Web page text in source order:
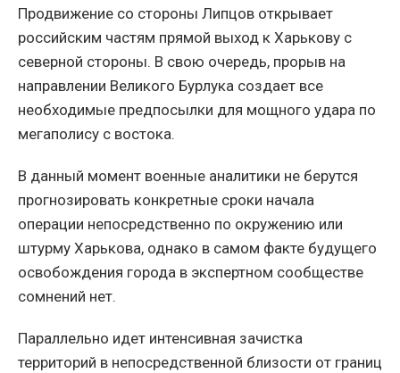
Продвижение со стороны Липцов открывает
российским частям прямой выход к Харькову с
северной стороны. В свою очередь, прорыв на
направлении Великого Бурлука создает все
необходимые предпосылки для мощного удара по
мегаполису с востока.
В данный момент военные аналитики не берутся
прогнозировать конкретные сроки начала
операции непосредственно по окружению или
штурму Харькова, однако в самом факте будущего
освобождения города в экспертном сообществе
сомнений нет.
Параллельно идет интенсивная зачистка
территорий в непосредственной близости от границ